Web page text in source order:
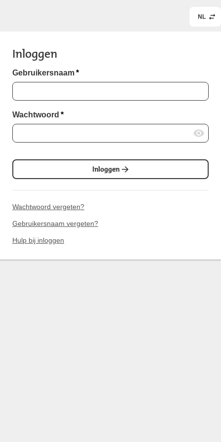
NL
Inloggen
Gebruikersnaam*
Wachtwoord *
Inloggen
Wachtwoord vergeten?
Gebruikersnaam vergeten?
Hulp bij inloggen